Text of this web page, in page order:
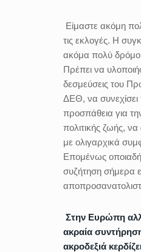
Είμαστε ακόμη
τις εκλογές. Η
ακόμα πολύ
Πρέπει να
δεσμεύσεις του
ΔΕΘ, να συνεχίσει
προσπάθεια για
πολιτικής ζωής, να
με ολιγαρχικά
Επομένως
συζήτηση σήμερα
Στην Ευρώπη
ακραία
ακροδεξιά